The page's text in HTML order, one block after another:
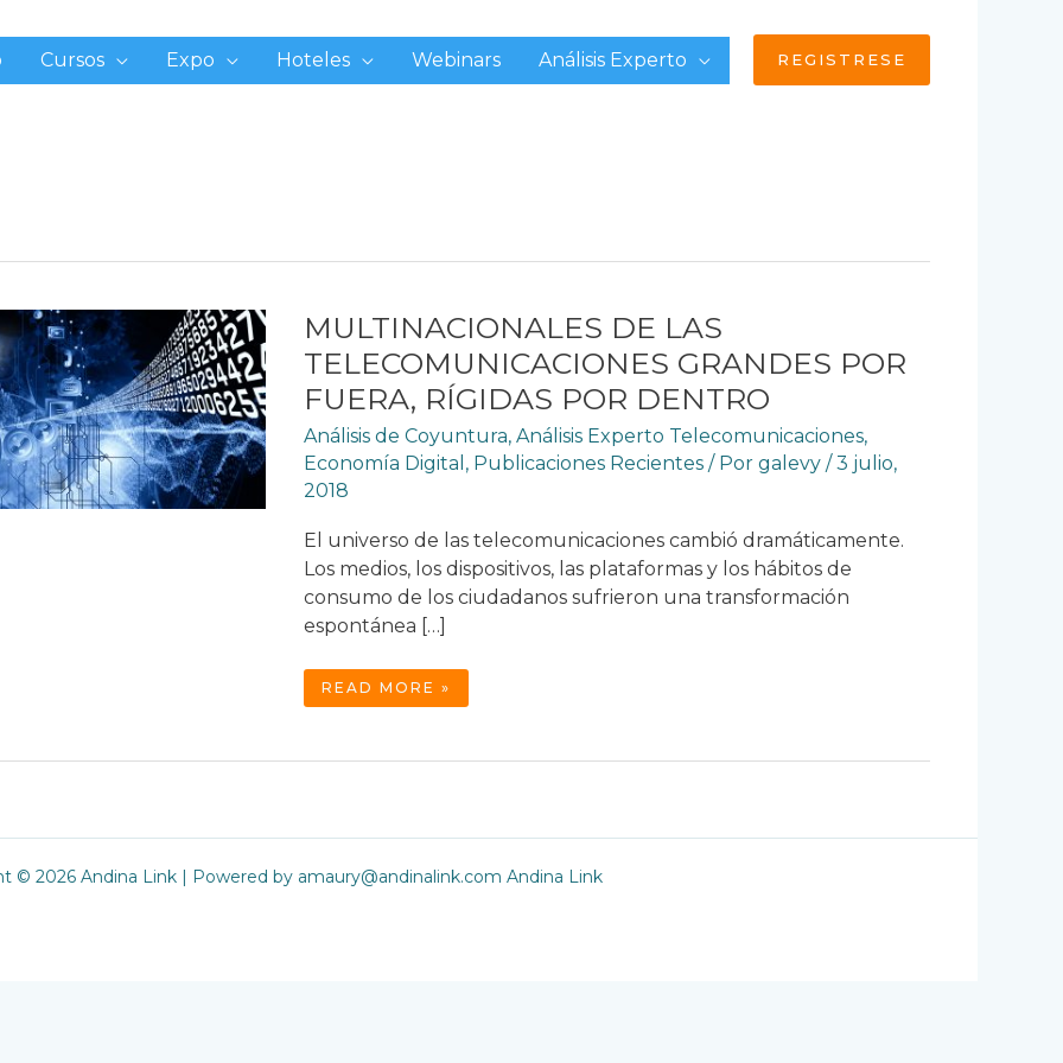
Cursos Expo Hoteles Webinars Análisis Experto REGISTRESE
MULTINACIONALES DE LAS
TELECOMUNICACIONES GRANDES POR
FUERA, RÍGIDAS POR DENTRO
Análisis de Coyuntura, Análisis Experto Telecomunicaciones,
Economía Digital , Publicaciones Recientes / Por galevy /3 julio,
2018
El universo de las telecomunicaciones cambió dramáticamente.
Los medios, los dispositivos, las plataformas y los hábitos de
consumo de los ciudadanos sufrieron una transformación
espontánea […]
MULTINACIONALES
POR
READ MORE »
© 2026 Andina Link | Powered by amaury@andinalink.com Andina Link